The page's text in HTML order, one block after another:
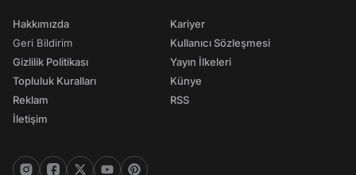
Hakkımızda
Geri Bildirim
Gizlilik Politikası
Topluluk Kuralları
Reklam
İletişim
Kariyer
Kullanıcı Sözleşmesi
Yayın İlkeleri
Künye
RSS